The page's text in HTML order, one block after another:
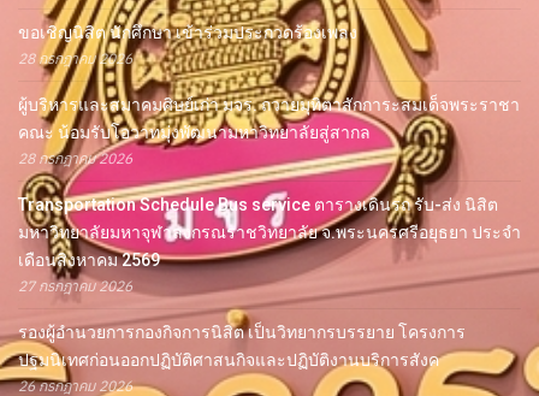
ขอเชิญนิสิต นักศึกษา เข้าร่วมประกวดร้องเพลง
28 กรกฎาคม 2026
ผู้บริหารและสมาคมศิษย์เก่า มจร. ถวายมุทิตาสักการะสมเด็จพระราชา
คณะ น้อมรับโอวาทมุ่งพัฒนามหาวิทยาลัยสู่สากล
28 กรกฎาคม 2026
Transportation Schedule Bus service ตารางเดินรถ รับ-ส่ง นิสิต
มหาวิทยาลัยมหาจุฬาลงกรณราชวิทยาลัย จ.พระนครศรีอยุธยา ประจำ
เดือนสิงหาคม 2569
27 กรกฎาคม 2026
รองผู้อำนวยการกองกิจการนิสิต เป็นวิทยากรบรรยาย โครงการ
ปฐมนิเทศก่อนออกปฏิบัติศาสนกิจและปฏิบัติงานบริการสังค
26 กรกฎาคม 2026